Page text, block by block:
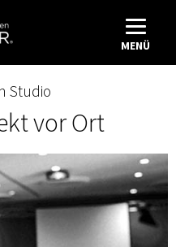
MENÜ
Studio
vor Ort